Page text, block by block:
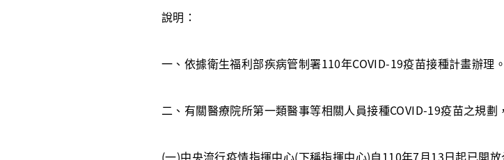
說明：
一、依據衛生福利部疾病管制署110年COVID-19疫苗接種計畫辦理。
二、有關醫療院所第一類醫事等相關人員接種COVID-19疫苗之規劃
(一)中央流行疫情指揮中心(下稱指揮中心)自110年7月13日起已開